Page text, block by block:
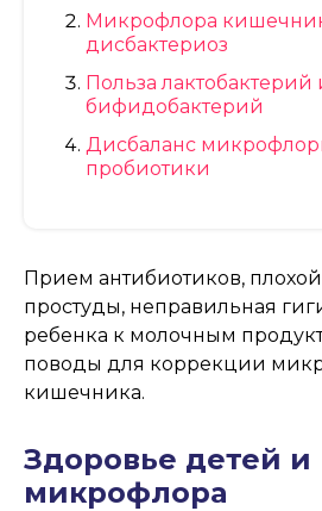
Микрофлора
дисбактериоз
Польза лактобактерий
бифидобактерий
Дисбаланс
пробиотики
Прием антибиотиков, плохой
простуды, неправильная
ребенка к молочным
поводы для коррекции
кишечника.
Здоровье детей и
микрофлора